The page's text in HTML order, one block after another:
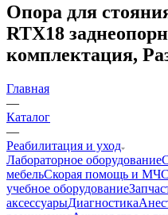
Опора для
RTX18
комплектация,
Главная
—
Каталог
—
Реабилитация и уход
Лабораторное оборудование
мебельСкорая помощь и МЧС
учебное оборудование
аксессуарыДиагностика